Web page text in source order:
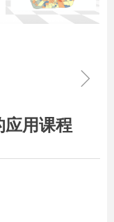
ꁇ
应用课程